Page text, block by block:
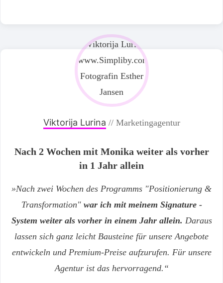
Viktorija Lurina // Marketingagentur
Nach 2 Wochen mit Monika weiter als vorher
in 1 Jahr allein
»Nach zwei Wochen des Programms "Positionierung &
Transformation" war ich mit meinem Signature -
System weiter als vorher in einem Jahr allein. Daraus
lassen sich ganz leicht Bausteine für unsere Angebote
entwickeln und Premium-Preise aufzurufen. Für unsere
Agentur ist das hervorragend.“